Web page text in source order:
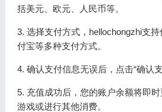
括美元、欧元、人民币等。
3. 选择支付方式，hellochongzhi支
付宝等多种支付方式。
4. 确认支付信息无误后，点击“确认支
5. 充值成功后，您的账户余额将即
游戏或进行其他消费。